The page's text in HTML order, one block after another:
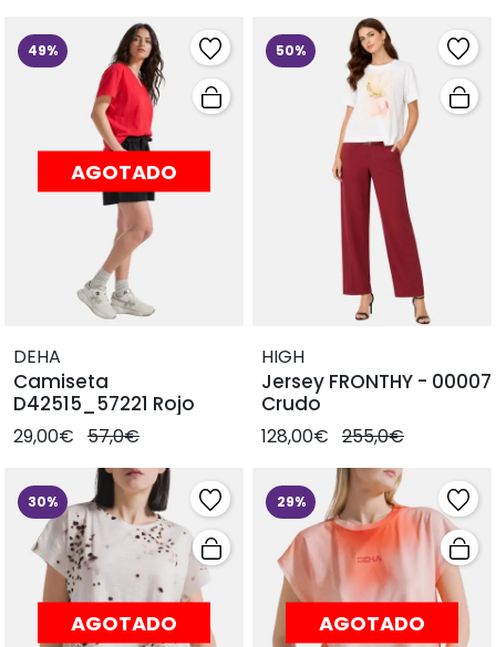
49%
AGOTADO
DEHA
Camiseta
D42515_57221 Rojo
29,00€ 57,0€
50%
HIGH
Jersey FRONTHY - 00007
Crudo
128,00€ 255,0€
30%
AGOTADO
29%
AGOTADO